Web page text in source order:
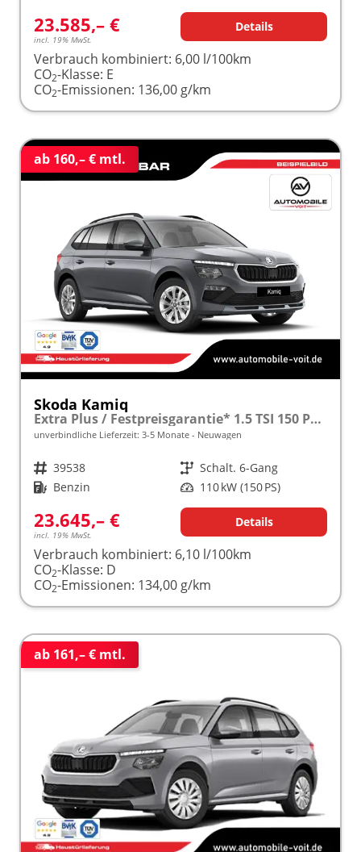
23.585,– €
incl. 19% MwSt.
Details
Verbrauch kombiniert: 6,00 l/100km
CO2-Klasse: E
CO2-Emissionen: 136,00 g/km
ab 160,– € mtl.
Skoda Kamiq
Extra Plus / Festpreisgarantie* 1.5 TSI 150 PS frei konfigurierbar!
unverbindliche Lieferzeit: 3-5 Monate Neuwagen
Fahrzeugnr. 39538 Getriebe Schalt. 6-Gang
Kraftstoff Benzin Leistung 110 kW (150 PS)
23.645,– €
incl. 19% MwSt.
Details
Verbrauch kombiniert: 6,10 l/100km
CO2-Klasse: D
CO2-Emissionen: 134,00 g/km
ab 161,– € mtl.